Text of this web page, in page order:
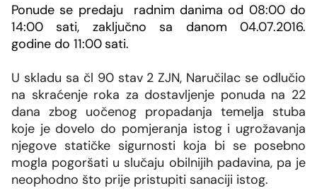
Ponude se predaju radnim danimaod 08:00 do
14:00 sati, zaključno sa danom04.07.2016.
godine do 11:00sati.
U skladu sa čl 90 stav 2 ZJN, Naručilac se odlučio
na skraćenje roka za dostavljenje ponuda na 22
dana zbog uočenog propadanja temelja stuba
koje je dovelo do pomjeranja istog i ugrožavanja
njegove statičke sigurnosti koja bi se posebno
mogla pogoršati u slučaju obilnijih padavina, pa je
neophodno što prije pristupiti sanaciji istog.